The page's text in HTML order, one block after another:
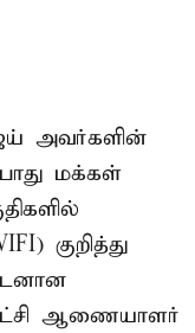
அவர்களின்
மக்கள்
குறித்து
ஆணையாளர்